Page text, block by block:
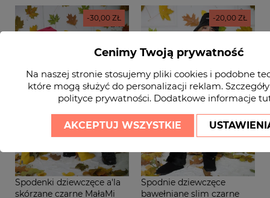
Spodenki dziewczęce a'la
skórzane czarne MałaMi
-30,00 ZŁ
Spodnie dziewczęce
bawełniane slim czarne
-20,00 ZŁ
Cenimy Twoją prywatność
Na naszej stronie stosujemy pliki cookies i podobne
które mogą służyć do personalizacji reklam.
polityce prywatności. Dodatkowe informacje
AKCEPTUJ WSZYSTKIE